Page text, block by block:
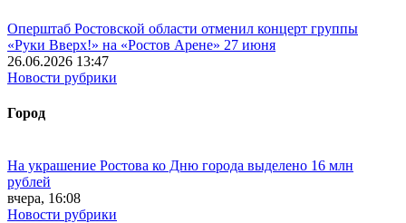
Оперштаб Ростовской области отменил концерт группы
«Руки Вверх!» на «Ростов Арене» 27 июня
26.06.2026 13:47
Новости рубрики
Город
На украшение Ростова ко Дню города выделено 16 млн
рублей
вчера, 16:08
Новости рубрики